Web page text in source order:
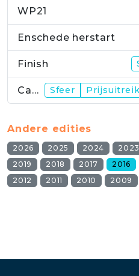
WP21
Enschede herstart
Finish
Campus Sfeer
Andere edities
2026 2025 2024 2023
2019
2018 2017 2016
2012
2011 2010 2009